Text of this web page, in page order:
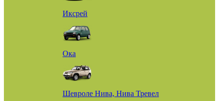
Иксрей
Ока
Шевроле Нива, Нива Тревел